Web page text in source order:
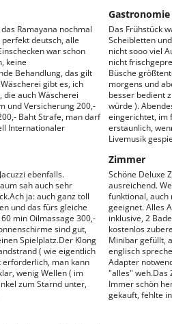
Ramayana nochmal
deutsch, alle
war schon
keine
Behandlung, das gilt
gibt es, ich
die auch Wäscherei
und Versicherung 200,-
Baht Strafe, man darf
Internationaler
Gastronomie
Das Frühstück
Scheibletten
nicht sooo viel
nicht
Büsche
morgens und
besser bedient
würde ).
eingerichtet, im
erstaunlich,
Livemusik
ebenfalls.
sah auch sehr
ja: auch ganz toll
und das fürs gleiche
min Oilmassage 300,-
sind gut,
Spielplatz.Der Klong
( wie eigentlich
erforderlich, man kann
wenig Wellen ( im
zum Starnd unter,
Zimmer
Schöne Deluxe
ausreichend.
funktional, auch
geeignet. Alles
inklusive, 2
kostenlos
Minibar gefüllt,
englisch
Adapter
"alles" weh.Das
Immer schön
gekauft, fehlte